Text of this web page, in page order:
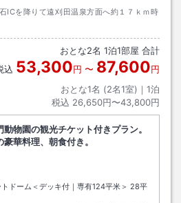
ICを降りて遠刈田温泉方面へ約１７ｋｍ時
おとな2名 1泊1部屋 合計
込 53,300円 〜 87,600円
おとな1名 (2名1室)｜ 1泊
税込 26,650円〜43,800円
物園の観光チケット付きプラン。
華料理、朝食付き。
トドーム＜デッキ付｜専有124平米＞ 28平